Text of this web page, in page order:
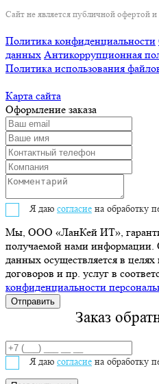
Сайт не является публичной офертой
Политика конфиденциальности
данных Антикоррупционная
Политика использования
Карта сайта
Оформление заказа
Я даю согласие на обработку
Мы, ООО «ЛанКей ИТ»,
получаемой нами информации.
данных осуществляется в целях
договоров и пр. услуг в
конфиденциальности
Заказ
Я даю согласие на обработку